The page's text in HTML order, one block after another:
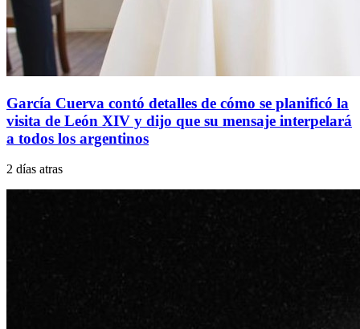
García Cuerva contó detalles de cómo se planificó la
visita de León XIV y dijo que su mensaje interpelará
a todos los argentinos
2 días atras